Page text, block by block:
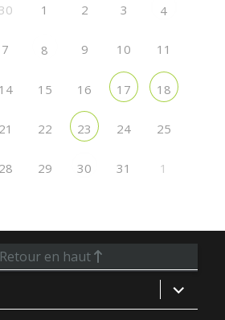
30 1 2 3 4
7 8 9 10 11
14 15 16 17 18
21 22 23 24 25
28 29 30 31 1
Retour en haut
ouvrir
le
sous-